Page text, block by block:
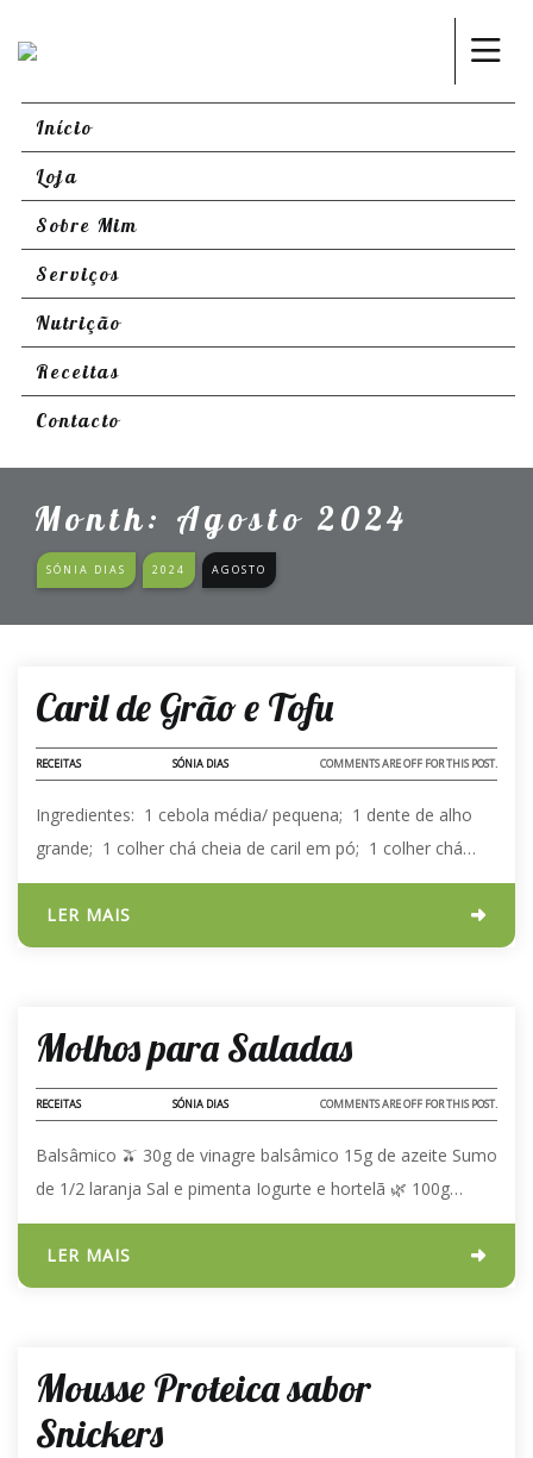
Início
Loja
Sobre Mim
Serviços
Nutrição
Receitas
Contacto
Month: Agosto 2024
SÓNIA DIAS 2024 AGOSTO
Caril de Grão e Tofu
RECEITAS SÓNIA DIAS COMMENTS ARE OFF FOR THIS POST.
Ingredientes: 1 cebola média/ pequena; 1 dente de alho
grande; 1 colher chá cheia de caril em pó; 1 colher chá…
LER MAIS
Molhos para Saladas
RECEITAS SÓNIA DIAS COMMENTS ARE OFF FOR THIS POST.
Balsâmico 🫒 30g de vinagre balsâmico 15g de azeite Sumo
de 1/2 laranja Sal e pimenta Iogurte e hortelã 🌿 100g…
LER MAIS
Mousse Proteica sabor
Snickers